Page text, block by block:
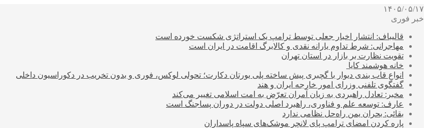
۱۴۰۵/۰۵/۱۷
خبر فوری
قالیباف: انتشار اخبار جعلی توسط ترامپ یک استراتژی شکست خورده است
مهاجرانی: شرط تداوم یارانه نقدی و کالابرگ اقامت در ایران است
تقویت نظارت بر بازار در استان تهران
خانه هوشمند کایا
انواع قاب بندی دیوار با گچبری پیش ساخته پلی یورتان دکارت؛ تحولی لوکس، فوری و بدون تخریب در دکوراسیون داخلی
گفتگوی تلفنی وزرای امور خارجه ایران و هند
مخبر: تعادل راهبردی به زیان آمران تعرّض به امت اسلامی تغییر می‌کند
عارف: توسعه علم و فناوری، راهبرد اصلی دولت در دوران پساجنگ است
بقائی: بحران یمن راه‌حل نظامی ندارد
پاره کردن امضای ترامپ پای لانچر موشک‌های سپاه پاسداران